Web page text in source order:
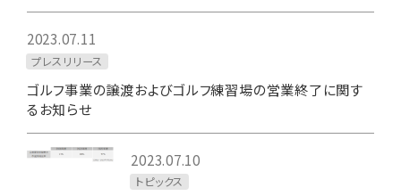
2023.07.11
プレスリリース
ゴルフ事業の譲渡およびゴルフ練習場の営業終了に関す
るお知らせ
2023.07.10
トピックス